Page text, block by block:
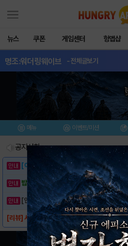
뉴스 쿠폰 게임센터 헝앱샵
명조:워더링웨이브 - 전체글보기
메뉴 이벤트/미션
공지사항
[이벤트] 웃음으로 매일매일 해피! 유머 게시..
밥알이의 헝앱통신 ⑲ “밥알이, 드디어 멀티
[안내] 헝그리앱 필수 상식! 밥알 획득 안내..
[리뷰] 서브컬쳐 액션 맛집 ‘명조: 워더링 ..